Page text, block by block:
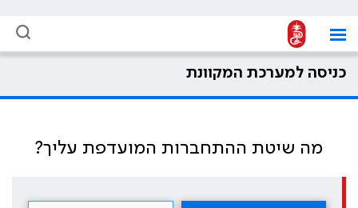
כניסה למערכת המקוונת
מה שיטת ההתחברות המועדפת עליך?